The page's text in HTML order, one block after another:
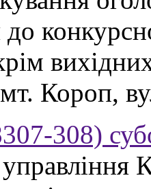
Короп,
308)